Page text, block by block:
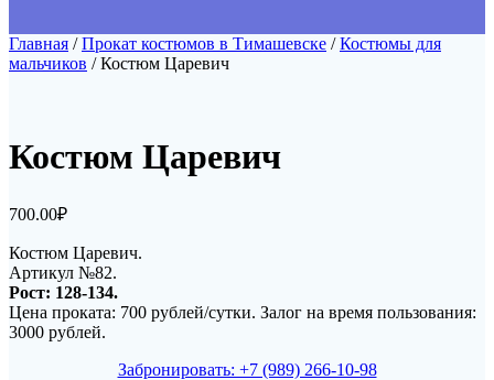
Главная /Прокат костюмов в Тимашевске /Костюмы для
мальчиков / Костюм Царевич
Костюм Царевич
700.00₽
Костюм Царевич.
Артикул №82.
Рост: 128-134.
Цена проката: 700 рублей/сутки. Залог на время пользования:
3000 рублей.
Забронировать: +7 (989) 266-10-98